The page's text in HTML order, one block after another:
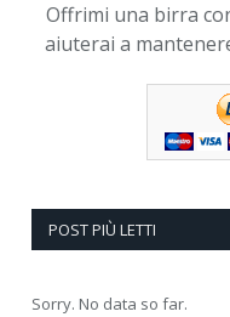
Offrimi una birra
aiuterai a
POST PIÙ LETTI
Sorry. No data so far.